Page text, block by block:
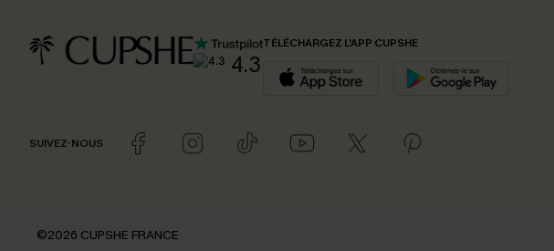
4.3
TÉLÉCHARGEZ L’APP CUPSHE
SUIVEZ-NOUS
©2026 CUPSHE FRANCE